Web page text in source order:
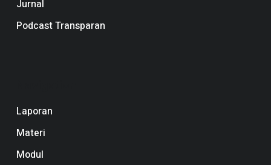
Jurnal
Podcast Transparan
Laporan
Materi
Modul